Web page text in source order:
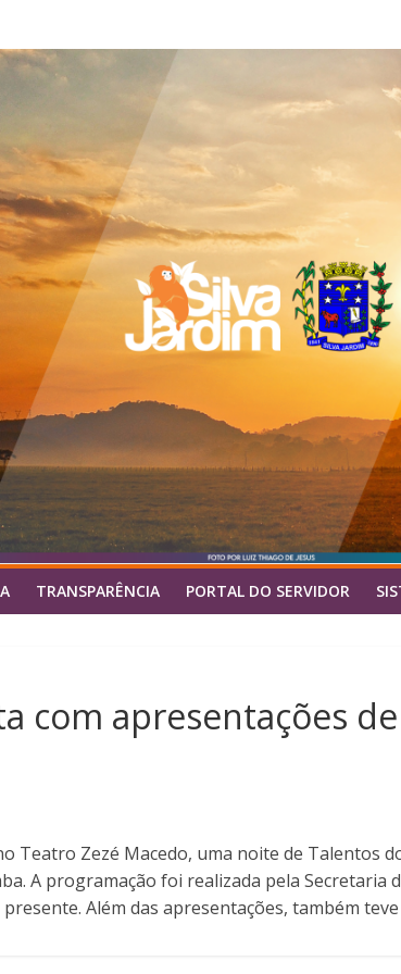
TRANSPARÊNCIA PORTAL DO SERVIDOR
com apresentações
Teatro Zezé Macedo, uma noite de Talentos
A programação foi realizada pela Secretaria
presente. Além das apresentações, também